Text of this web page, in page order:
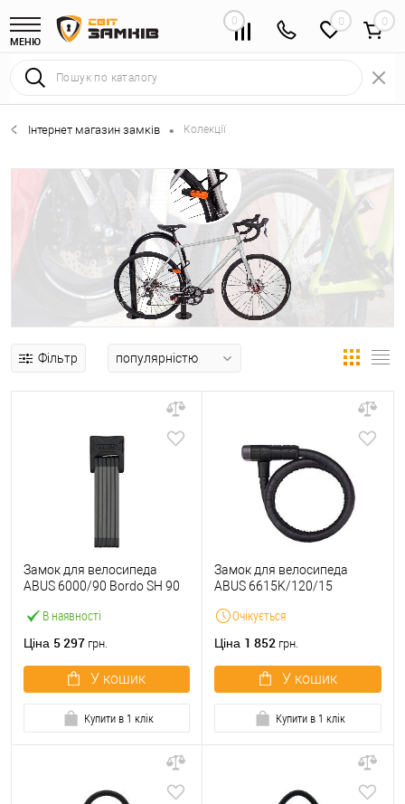
МЕНЮ
0 0
Інтернет магазин замків • Колекції
Захисти свій транспорт
Фільтр
В наявності
Замок для велосипеда
ABUS 6000/90 Bordo SH 90
Ціна 5 297 грн.
У кошик
Купити в 1 клік
Очікується
Замок для велосипеда
ABUS 6615K/120/15
з тросом 120 см 2 ключа
Ціна 1 852 грн.
У кошик
Купити в 1 клік